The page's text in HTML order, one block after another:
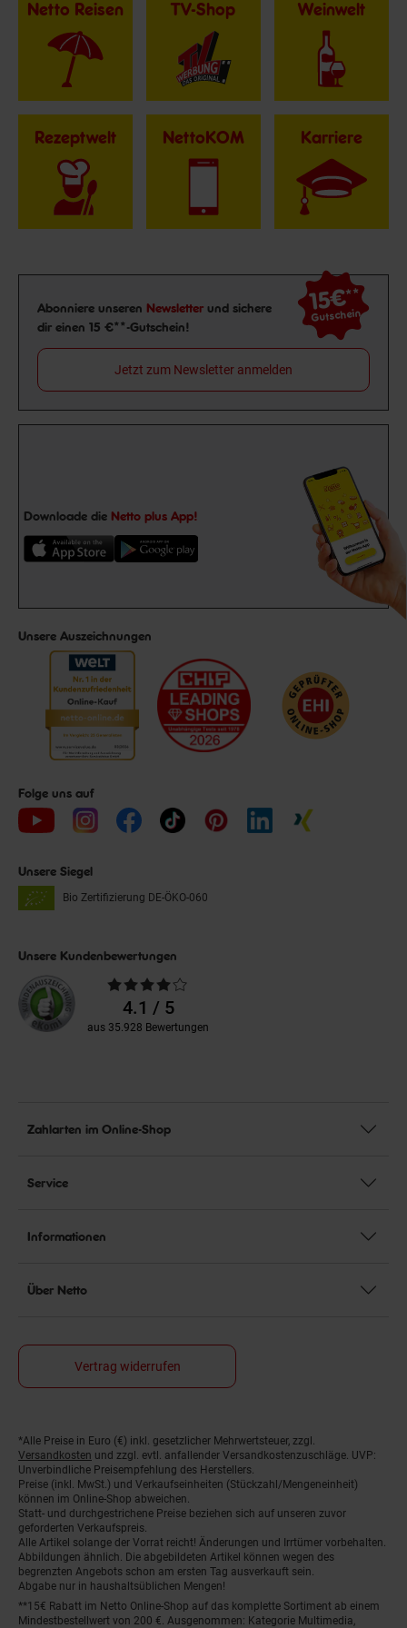
Netto Reisen TV-Shop Weinwelt
Rezeptwelt NettoKOM Karriere
Newsletter Anmeldung
Abonniere unseren Newsletter und sichere
dir einen 15 €**-Gutschein!
15€**
Gutschein
Jetzt zum Newsletter anmelden
Downloade die Netto plus App!
Unsere Auszeichnungen
Folge uns auf
Unsere Siegel
Bio Zertifizierung DE-ÖKO-060
Unsere Kundenbewertungen
Durchschnittliche
Bewertungen4.1 / 5
aus 35.928 Bewertungen
Zahlarten im Online-Shop
Service
Informationen
Über Netto
Vertrag widerrufen
Fußnoten
*Alle Preise in Euro (€) inkl. gesetzlicher Mehrwertsteuer, zzgl.
Versandkosten und zzgl. evtl. anfallender Versandkostenzuschläge. UVP:
Unverbindliche Preisempfehlung des Herstellers.
Preise (inkl. MwSt.) und Verkaufseinheiten (Stückzahl/Mengeneinheit)
können im Online-Shop abweichen.
Statt- und durchgestrichene Preise beziehen sich auf unseren zuvor
geforderten Verkaufspreis.
Alle Artikel solange der Vorrat reicht! Änderungen und Irrtümer vorbehalten.
Abbildungen ähnlich. Die abgebildeten Artikel können wegen des
begrenzten Angebots schon am ersten Tag ausverkauft sein.
Abgabe nur in haushaltsüblichen Mengen!
**15€ Rabatt im Netto Online-Shop auf das komplette Sortiment ab einem
Mindestbestellwert von 200 €. Ausgenommen: Kategorie Multimedia,